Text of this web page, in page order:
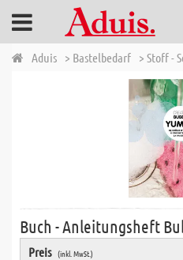
Aduis > Bastelbedarf > Stoff -
Buch - Anleitungsheft
Preis (inkl. MwSt.)